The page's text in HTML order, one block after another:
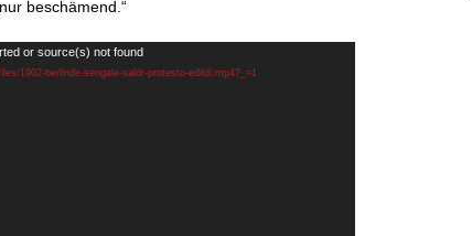
beschämend.“
or source(s) not found
1902-berlinde-sengale-saldr-protesto-edildi.mp4?_=1